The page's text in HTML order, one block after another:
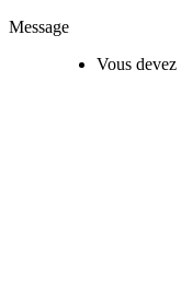
Message
Vous devez